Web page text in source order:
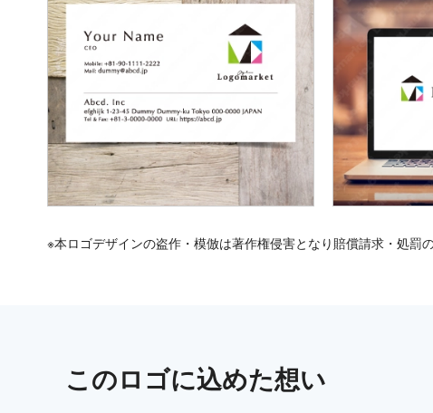
※本ロゴデザインの盗作・模倣は著作権侵害となり賠償請求・処罰
このロゴに込めた想い